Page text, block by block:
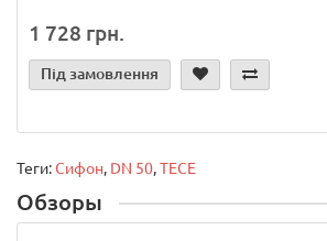
1 728 грн.
Під замовлення
Теги:Сифон, DN 50,TECE
Обзоры